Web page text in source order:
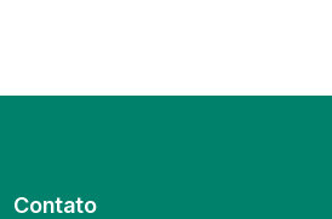
Contato